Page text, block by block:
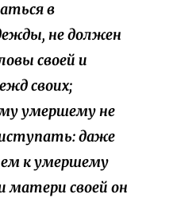
в
не должен
своей и
своих;
умершему не
даже
к умершему
матери своей он